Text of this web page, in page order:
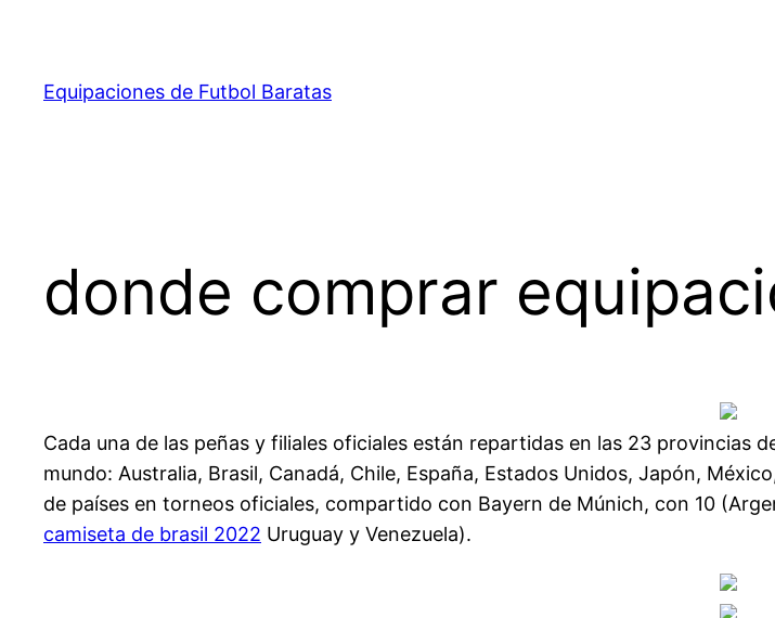
contenido
Equipaciones de Futbol Baratas
donde comprar
Cada una de las peñas y filiales oficiales están repartidas en las 23 provincias
mundo: Australia, Brasil, Canadá, Chile, España, Estados Unidos, Japón,
de países en torneos oficiales, compartido con Bayern de Múnich, con 10
camiseta de brasil 2022 Uruguay y Venezuela).